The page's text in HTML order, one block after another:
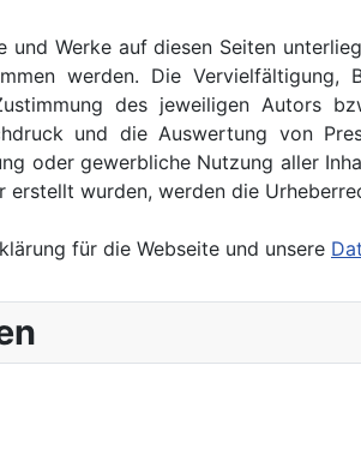
Werke auf diesen Seiten
werden. Die
des jeweiligen Autors
und die Auswertung von
oder gewerbliche Nutzung aller
wurden, werden die
für die Webseite und unsere